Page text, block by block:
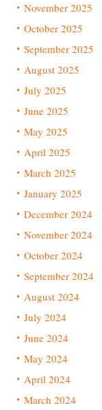
November 2025
October 2025
September 2025
August 2025
July 2025
June 2025
May 2025
April 2025
March 2025
January 2025
December 2024
November 2024
October 2024
September 2024
August 2024
July 2024
June 2024
May 2024
April 2024
March 2024